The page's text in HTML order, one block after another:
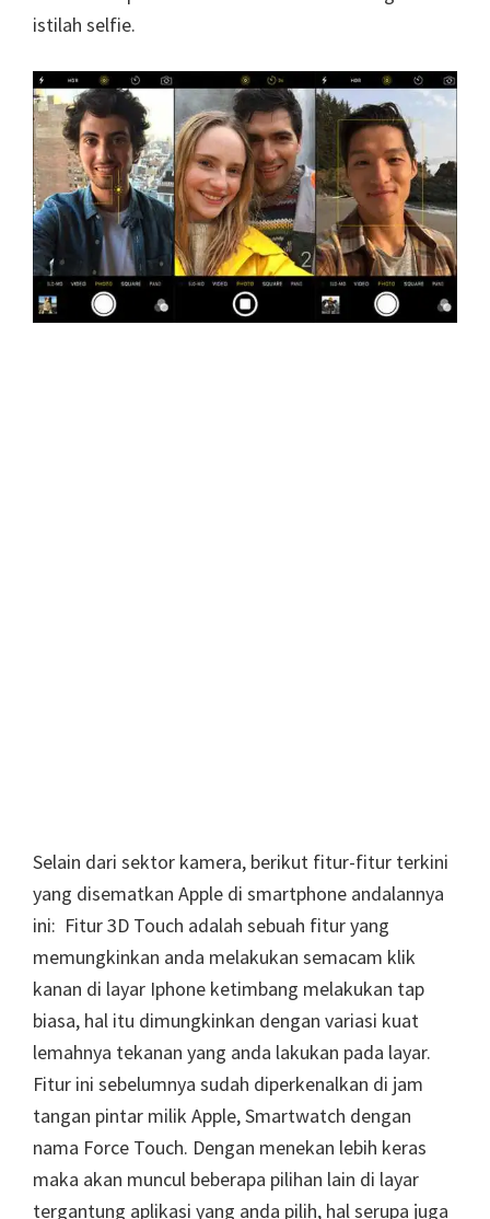
istilah selfie.
Selain dari sektor kamera, berikut fitur-fitur terkini
yang disematkan Apple di smartphone andalannya
ini: Fitur 3D Touch adalah sebuah fitur yang
memungkinkan anda melakukan semacam klik
kanan di layar Iphone ketimbang melakukan tap
biasa, hal itu dimungkinkan dengan variasi kuat
lemahnya tekanan yang anda lakukan pada layar.
Fitur ini sebelumnya sudah diperkenalkan di jam
tangan pintar milik Apple, Smartwatch dengan
nama Force Touch. Dengan menekan lebih keras
maka akan muncul beberapa pilihan lain di layar
tergantung aplikasi yang anda pilih, hal serupa juga